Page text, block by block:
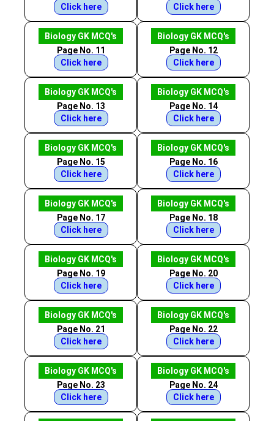
Click here
Click here
Biology GK MCQ's
Page No. 11
Click here
Biology GK MCQ's
Page No. 12
Click here
Biology GK MCQ's
Page No. 13
Click here
Biology GK MCQ's
Page No. 14
Click here
Biology GK MCQ's
Page No. 15
Click here
Biology GK MCQ's
Page No. 16
Click here
Biology GK MCQ's
Page No. 17
Click here
Biology GK MCQ's
Page No. 18
Click here
Biology GK MCQ's
Page No. 19
Click here
Biology GK MCQ's
Page No. 20
Click here
Biology GK MCQ's
Page No. 21
Click here
Biology GK MCQ's
Page No. 22
Click here
Biology GK MCQ's
Page No. 23
Click here
Biology GK MCQ's
Page No. 24
Click here